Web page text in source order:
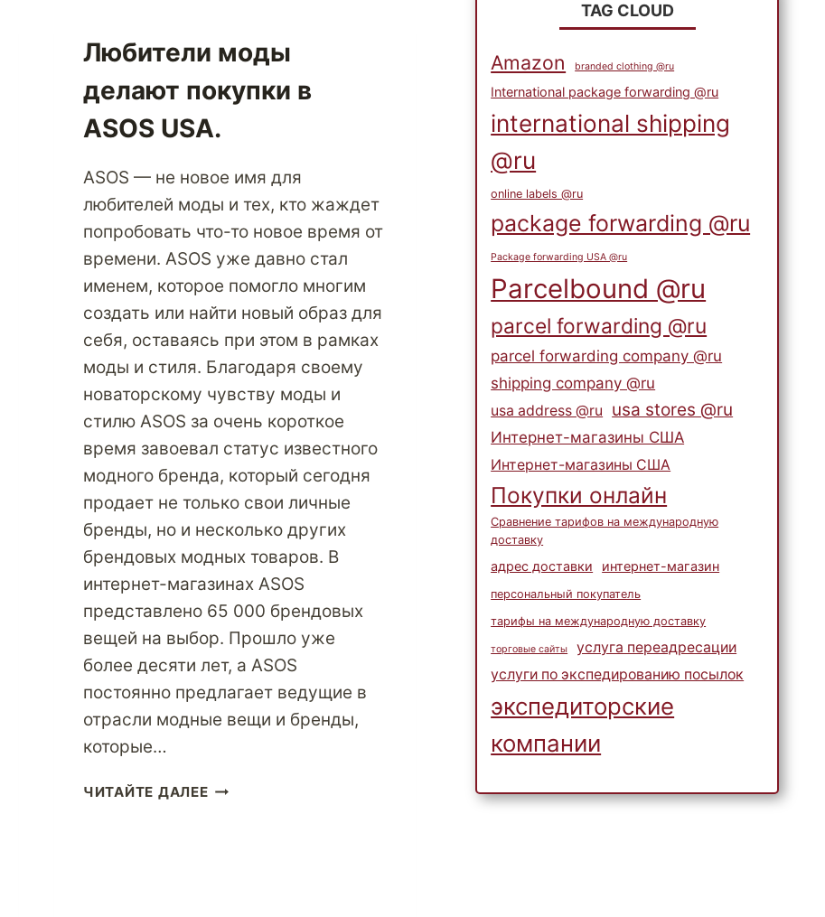
ИНТЕРНЕТ-
AMAZON.COM
В
США
ОТПРАВЛЯЙТЕ
ТОВАРЫ
ДЕШЕВО
PARCELBOUND
Любители моды
делают покупки в
ASOS USA.
ASOS — не новое имя для
любителей моды и тех, кто жаждет
попробовать что-то новое время от
времени. ASOS уже давно стал
именем, которое помогло многим
создать или найти новый образ для
себя, оставаясь при этом в рамках
моды и стиля. Благодаря своему
новаторскому чувству моды и
стилю ASOS за очень короткое
время завоевал статус известного
модного бренда, который сегодня
продает не только свои личные
бренды, но и несколько других
брендовых модных товаров. В
интернет-магазинах ASOS
представлено 65 000 брендовых
вещей на выбор. Прошло уже
более десяти лет, а ASOS
постоянно предлагает ведущие в
отрасли модные вещи и бренды,
которые…
ЧИТАЙТЕ ДАЛЕЕЛЮБИТЕЛИ
TAG CLOUD
Amazon branded clothing @ru
International package forwarding @ru
international shipping
@ru
online labels @ru
package forwarding @ru
Package forwarding USA @ru
Parcelbound @ru
parcel forwarding @ru
parcel forwarding company @ru
shipping company @ru
usa address @ru usa stores @ru
Интернет-магазины США
Интернет-магазины США
Покупки онлайн
Сравнение тарифов на международную
доставку
адрес доставки интернет-магазин
персональный покупатель
тарифы на международную доставку
торговые сайты
услуга переадресации
услуги по экспедированию посылок
экспедиторские
компании